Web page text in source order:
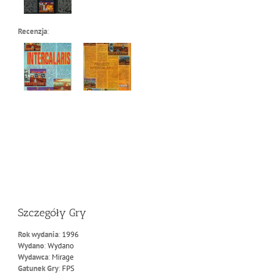
Recenzja:
Szczegóły Gry
Rok wydania: 1996
Wydano:Wydano
Wydawca: Mirage
Gatunek Gry: FPS